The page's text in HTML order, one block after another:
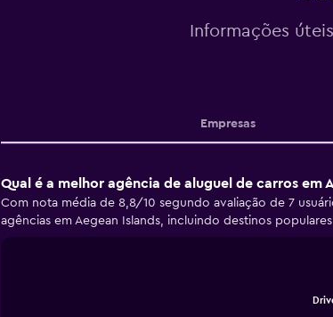
Informações
Empresas
Qual é a melhor agência de aluguel de carros em
Com nota média de 8,8/10 segundo avaliação de 7
agências em Aegean Islands, incluindo destinos